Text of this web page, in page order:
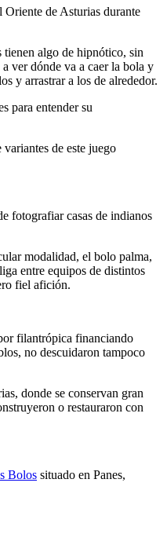
tienen algo de hipnótico, sin
ver dónde va a caer la bola y
y arrastrar a los de alrededor.
para entender su
variantes de este juego
fotografiar casas de indianos
modalidad, el bolo palma,
entre equipos de distintos
fiel afición.
filantrópica financiando
no descuidaron tampoco
donde se conservan gran
o restauraron con
Bolos situado en Panes,